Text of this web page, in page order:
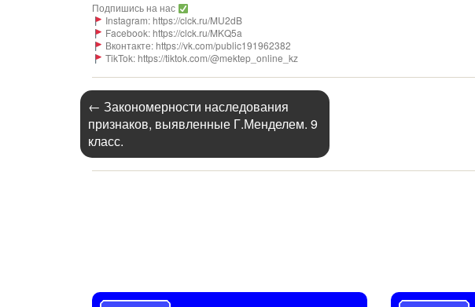
Подпишись на нас
Instagram: https://clck.ru/MU2dB
Facebook: https://clck.ru/MKQ5a
Вконтакте: https://vk.com/public191962382
TikTok: https://tiktok.com/@mektep_online_kz
← Закономерности наследования
признаков, выявленные Г.Менделем. 9
класс.